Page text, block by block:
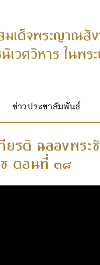
ข่าวประชาสัมพันธ์
ยรติ ฉลองพร
ช ตอนที่ ๓๘